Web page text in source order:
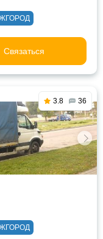
Связаться
3.8 36